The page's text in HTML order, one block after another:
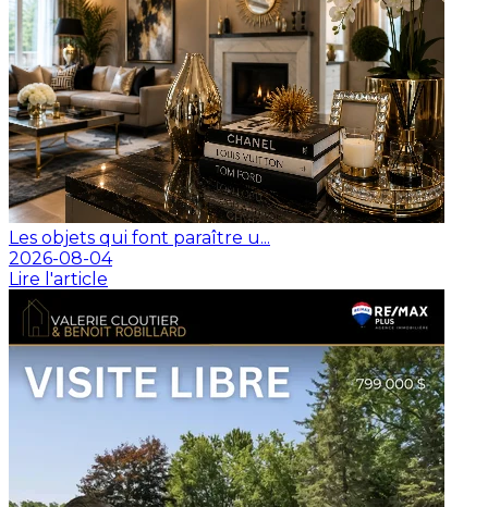
Les objets qui font paraître u...
2026-08-04
Lire l'article